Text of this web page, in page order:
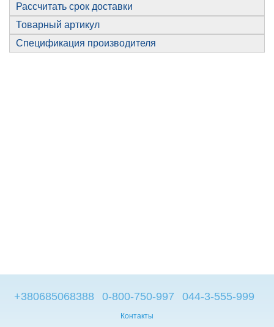
Рассчитать срок доставки
Товарный артикул
Спецификация производителя
+380685068388 0-800-750-997 044-3-555-999
Контакты